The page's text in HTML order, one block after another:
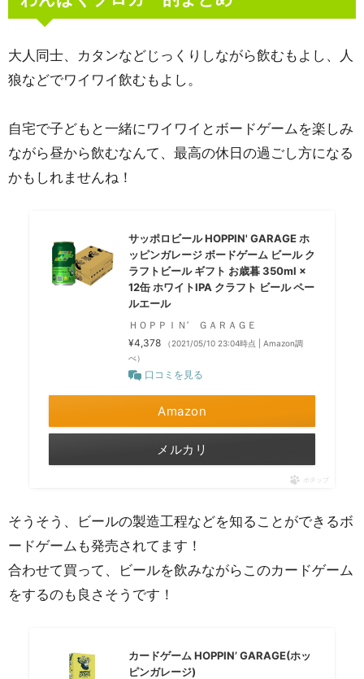
大人同士、カタンなどじっくりしながら飲むもよし、人
狼などでワイワイ飲むもよし。
自宅で子どもと一緒にワイワイとボードゲームを楽しみ
ながら昼から飲むなんて、最高の休日の過ごし方になる
かもしれませんね！
サッポロビール HOPPIN' GARAGE ホ
ッピンガレージ ボードゲーム ビール ク
ラフトビール ギフト お歳暮 350ml ×
12缶 ホワイトIPA クラフト ビール ペー
ルエール
ＨＯＰＰＩＮ’ ＧＡＲＡＧＥ
¥4,378
（2021/05/10 23:04時点 | Amazon調
べ）
口コミを見る
Amazon
メルカリ
ポチップ
そうそう、ビールの製造工程などを知ることができるボ
ードゲームも発売されてます！
合わせて買って、ビールを飲みながらこのカードゲーム
をするのも良さそうです！
カードゲーム HOPPIN’ GARAGE(ホッ
ピンガレージ)